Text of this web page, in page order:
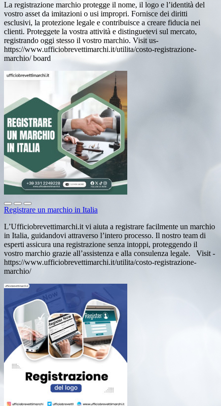
La registrazione marchio protegge il nome, il logo e l’identità del
vostro asset da imitazioni o usi impropri. Fornisce dei diritti
esclusivi, la protezione legale e contribuisce a creare fiducia nei
clienti. Proteggete la vostra attività e distinguetevi sul mercato,
registrando oggi stesso il vostro marchio. Visit us-
https://www.ufficiobrevettimarchi.it/utilita/costo-registrazione-
marchio/ board
Registrare un marchio in Italia
L’Ufficiobrevettimarchi.it vi aiuta a registrare facilmente un marchio
in Italia, guidandovi attraverso l’intero processo. Il nostro team di
esperti assicura una registrazione senza intoppi, proteggendo il
vostro marchio grazie all’assistenza e alla consulenza legale. Visit -
https://www.ufficiobrevettimarchi.it/utilita/costo-registrazione-
marchio/